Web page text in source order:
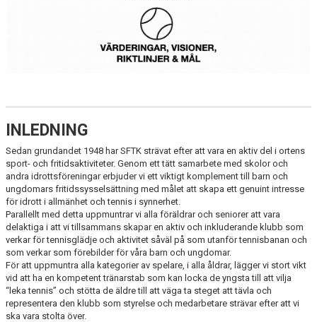
VÅR INTEGRITETSPOLICY
STADGAR
VÄRDERINGAR, VISION, RIKTLINER & MÅL
VÅRA TRÄNARE
MEDLEMSANSÖKAN
SPONSRA SFTK
TENNISTRÄNING SOMMAR JUNIOR 2026
INLEDNING
Sedan grundandet 1948 har SFTK strävat efter att vara en aktiv del i ortens
sport- och fritidsaktiviteter. Genom ett tätt samarbete med skolor och
andra idrottsföreningar erbjuder vi ett viktigt komplement till barn och
ungdomars fritidssysselsättning med målet att skapa ett genuint intresse
för idrott i allmänhet och tennis i synnerhet.
Parallellt med detta uppmuntrar vi alla föräldrar och seniorer att vara
delaktiga i att vi tillsammans skapar en aktiv och inkluderande klubb som
verkar för tennisglädje och aktivitet såväl på som utanför tennisbanan och
som verkar som förebilder för våra barn och ungdomar.
För att uppmuntra alla kategorier av spelare, i alla åldrar, lägger vi stort vikt
vid att ha en kompetent tränarstab som kan locka de yngsta till att vilja
“leka tennis” och stötta de äldre till att väga ta steget att tävla och
representera den klubb som styrelse och medarbetare strävar efter att vi
ska vara stolta över.